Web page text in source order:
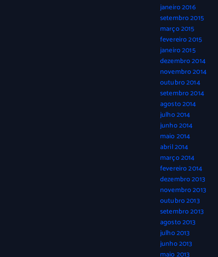
janeiro 2016
setembro 2015
março 2015
fevereiro 2015
janeiro 2015
dezembro 2014
novembro 2014
outubro 2014
setembro 2014
agosto 2014
julho 2014
junho 2014
maio 2014
abril 2014
março 2014
fevereiro 2014
dezembro 2013
novembro 2013
outubro 2013
setembro 2013
agosto 2013
julho 2013
junho 2013